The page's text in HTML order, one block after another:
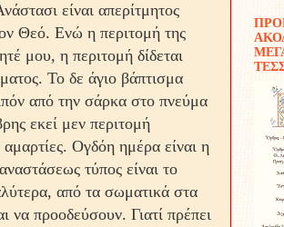
είναι απερίτμητος
Θεό. Ενώ η περιτομή της
μου, η περιτομή δίδεται
Το δε άγιο βάπτισμα
από την σάρκα στο πνεύμα
εκεί μεν περιτομή
Ογδόη ημέρα είναι η
τύπος είναι το
από τα σω­ματικά στα
να προοδεύσουν. Γιατί πρέπει